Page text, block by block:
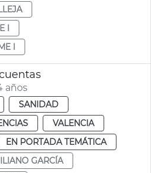
I
I
años
SANIDAD
VALENCIA
EN PORTADA TEMÁTICA
GARCÍA